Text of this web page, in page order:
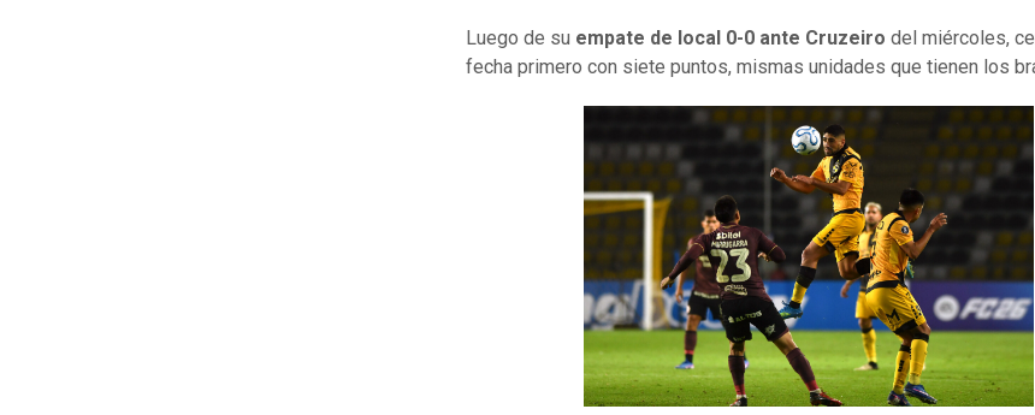
Luego de su empate de local 0-0 ante Cruzeiro del miércoles,
fecha primero con siete puntos, mismas unidades que tienen los